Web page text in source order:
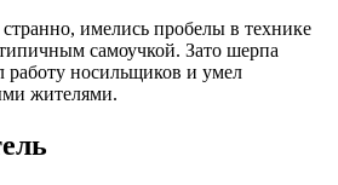
имелись пробелы в технике
самоучкой. Зато шерпа
работу носильщиков и умел
жителями.